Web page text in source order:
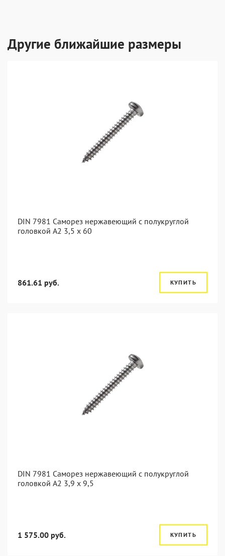
Другие ближайшие размеры
DIN 7981 Саморез нержавеющий с полукруглой
головкой А2 3,5 x 60
861.61 руб. КУПИТЬ
DIN 7981 Саморез нержавеющий с полукруглой
головкой А2 3,9 x 9,5
1 575.00 руб. КУПИТЬ